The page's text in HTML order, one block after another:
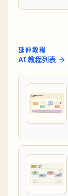
延伸教程
AI 教程列表